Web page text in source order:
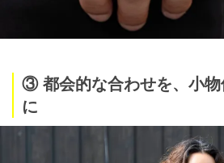
③ 都会的な合わせを、小物
に